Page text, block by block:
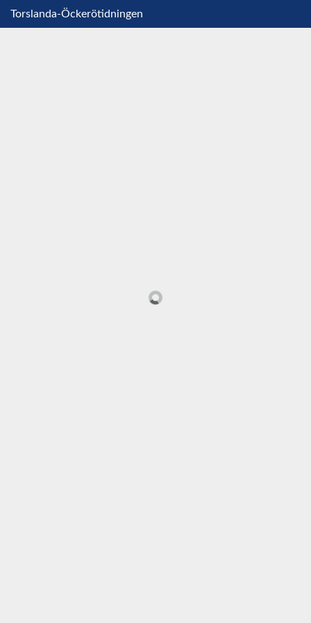
Torslanda-Öckerötidningen